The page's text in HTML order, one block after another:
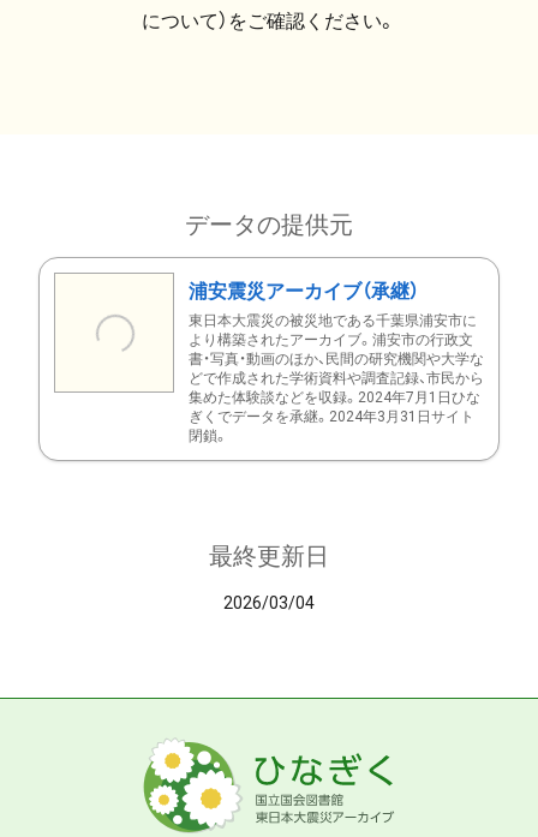
について）をご確認ください。
データの提供元
浦安震災アーカイブ（承継）
東日本大震災の被災地である千葉県浦安市に
より構築されたアーカイブ。浦安市の行政文
書・写真・動画のほか、民間の研究機関や大学な
どで作成された学術資料や調査記録、市民から
集めた体験談などを収録。2024年7月1日ひな
ぎくでデータを承継。2024年3月31日サイト
閉鎖。
最終更新日
2026/03/04